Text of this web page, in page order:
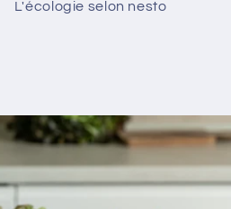
L'écologie selon nesto